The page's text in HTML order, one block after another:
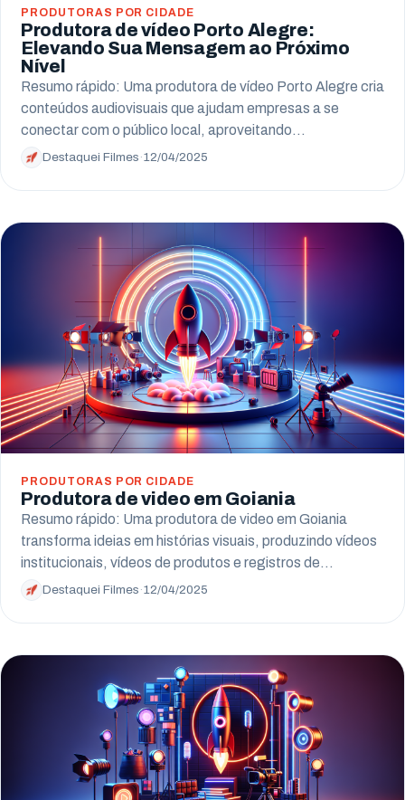
PRODUTORAS POR CIDADE
Produtora de vídeo Porto Alegre:
Elevando Sua Mensagem ao Próximo
Nível
Resumo rápido: Uma produtora de vídeo Porto Alegre cria
conteúdos audiovisuais que ajudam empresas a se
conectar com o público local, aproveitando…
Destaquei Filmes ·12/04/2025
PRODUTORAS POR CIDADE
Produtora de video em Goiania
Resumo rápido: Uma produtora de video em Goiania
transforma ideias em histórias visuais, produzindo vídeos
institucionais, vídeos de produtos e registros de…
Destaquei Filmes ·12/04/2025